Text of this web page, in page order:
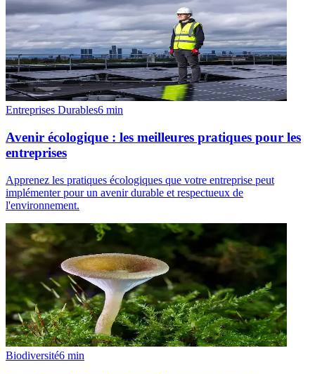
Entreprises Durables6 min
Avenir écologique : les meilleures pratiques pour les
entreprises
Apprenez les pratiques écologiques que votre entreprise peut
implémenter pour un avenir durable et respectueux de
l'environnement.
Biodiversité6 min